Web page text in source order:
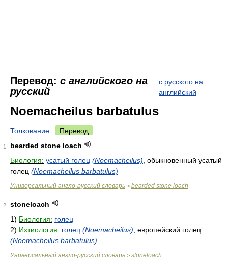
Перевод: с английского на
русский
с русского на
английский
Noemacheilus barbatulus
Толкование Перевод
1
bearded stone loach
Биология: усатый голец (Noemacheilus) , обыкновенный усатый
голец (Noemacheilus barbatulus)
Универсальный англо-русский словарь > bearded stone loach
2
stoneloach
1) Биология: голец
2) Ихтиология: голец (Noemacheilus) , европейский голец
(Noemacheilus barbatulus)
Универсальный англо-русский словарь > stoneloach